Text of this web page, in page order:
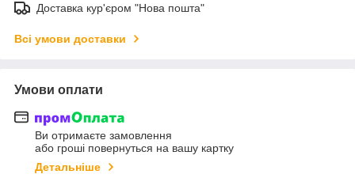
Доставка кур'єром "Нова пошта"
Всі умови доставки
Умови оплати
Ви отримаєте замовлення
або гроші повернуться на вашу картку
Детальніше